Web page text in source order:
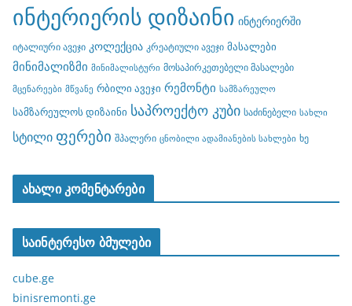
ინტერიერის დიზაინი ინტერიერში
იტალიური ავეჯი კოლექცია კრეატიული ავეჯი მასალები
მინიმალიზმი მინიმალისტური მოსაპირკეთებელი მასალები
მცენარეები მწვანე რბილი ავეჯი რემონტი სამზარეულო
სამზარეულოს დიზაინი საპროექტო კუბი საძინებელი სახლი
სტილი ფერები შპალერი ცნობილი ადამიანების სახლები ხე
ახალი კომენტარები
საინტერესო ბმულები
cube.ge
binisremonti.ge